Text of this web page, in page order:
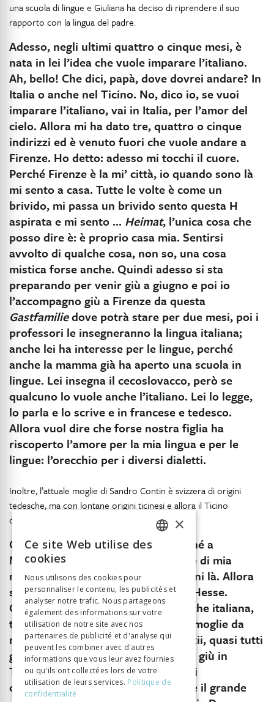
una scuola di lingue e Giuliana ha deciso di riprendere il suo
rapporto con la lingua del padre.
Adesso, negli ultimi quattro o cinque mesi, è
nata in lei l’idea che vuole imparare l’italiano.
Ah, bello! Che dici, papà, dove dovrei andare? In
Italia o anche nel Ticino. No, dico io, se vuoi
imparare l’italiano, vai in Italia, per l’amor del
cielo. Allora mi ha dato tre, quattro o cinque
indirizzi ed è venuto fuori che vuole andare a
Firenze. Ho detto: adesso mi tocchi il cuore.
Perché Firenze è la mi’ città, io quando sono là
mi sento a casa. Tutte le volte è come un
brivido, mi passa un brivido sento questa H
aspirata e mi sento ... Heimat, l’unica cosa che
posso dire è: è proprio casa mia. Sentirsi
avvolto di qualche cosa, non so, una cosa
mistica forse anche. Quindi adesso si sta
preparando per venir giù a giugno e poi io
l’accompagno giù a Firenze da questa
Gastfamiliedove potrà stare per due mesi, poi i
professori le insegneranno la lingua italiana;
anche lei ha interesse per le lingue, perché
anche la mamma già ha aperto una scuola in
lingue. Lei insegna il cecoslovacco, però se
qualcuno lo vuole anche l’italiano. Lei lo legge,
lo parla e lo scrive e in francese e tedesco.
Allora vuol dire che forse nostra figlia ha
riscoperto l’amore per la mia lingua e per le
lingue: l’orecchio per i diversi dialetti.
Inoltre, l’attuale moglie di Sandro Contin è svizzera di origini
tedesche, ma con lontane origini ticinesi e allora il Ticino
cominciano a scoprirlo insieme.
Con mia moglie si va in Ticino perché a
Montagnola abbiamo gli zii da parte di mia
moglie. Che vivono già da 40, 45 anni là. Allora
si va là e si fanno le passeggiate di Hesse.
Questo zio, lui è di discendenza anche italiana,
ticinese e italiana, ma lontana. Mia moglie da
ragazzina è andata molto giù dagli zii, quasi tutti
gli anni andava due, anche tre volte giù in
Ticino, perché si sentiva bene. E poi
conoscevano gente di cultura, come il grande
ITALIAN
×
Ce site Web utilise des
cookies
Nous utilisons des cookies pour
personnaliser le contenu, les publicités et
analyser notre trafic. Nous partageons
également des informations sur votre
utilisation de notre site avec nos
partenaires de publicité et d'analyse qui
peuvent les combiner avec d'autres
informations que vous leur avez fournies
ou qu'ils ont collectées lors de votre
utilisation de leurs services. Politique de
confidentialité